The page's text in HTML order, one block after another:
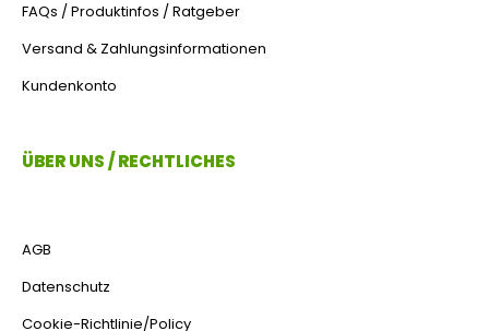
FAQs / Produktinfos / Ratgeber
Versand & Zahlungsinformationen
Kundenkonto
ÜBER UNS / RECHTLICHES
AGB
Datenschutz
Cookie-Richtlinie/Policy